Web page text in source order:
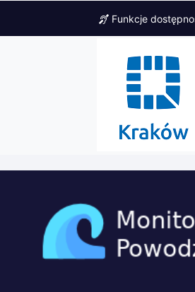
Funkcje